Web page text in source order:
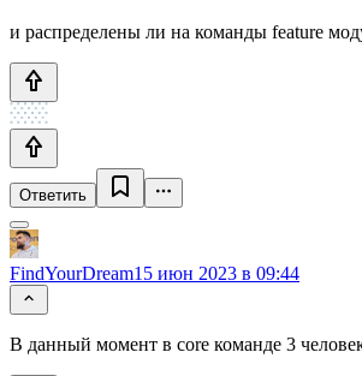
и распределены ли на команды feature
Ответить
FindYourDream15 июн 2023 в 09:44
В данный момент в core команде 3